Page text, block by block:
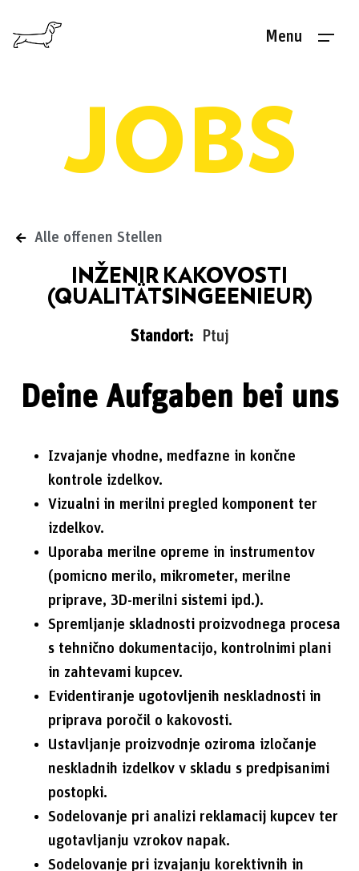
Menu
JOBS
Alle offenen Stellen
INŽENIR KAKOVOSTI
(QUALITÄTSINGEENIEUR)
Standort: Ptuj
Deine Aufgaben bei uns
Izvajanje vhodne, medfazne in končne
kontrole izdelkov.
Vizualni in merilni pregled komponent ter
izdelkov.
Uporaba merilne opreme in instrumentov
(pomicno merilo, mikrometer, merilne
priprave, 3D-merilni sistemi ipd.).
Spremljanje skladnosti proizvodnega procesa
s tehnično dokumentacijo, kontrolnimi plani
in zahtevami kupcev.
Evidentiranje ugotovljenih neskladnosti in
priprava poročil o kakovosti.
Ustavljanje proizvodnje oziroma izločanje
neskladnih izdelkov v skladu s predpisanimi
postopki.
Sodelovanje pri analizi reklamacij kupcev ter
ugotavljanju vzrokov napak.
Sodelovanje pri izvajanju korektivnih in